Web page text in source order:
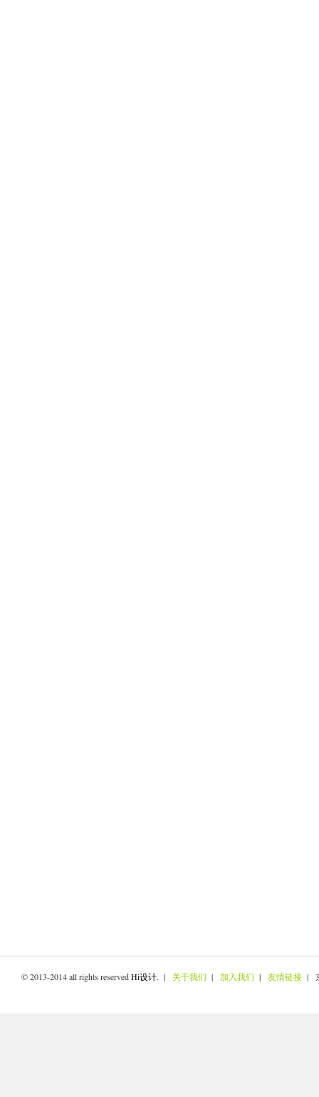
© 2013-2014 all rights reservedHi设计. | 关于我们 | 加入我们 | 友情链接 |